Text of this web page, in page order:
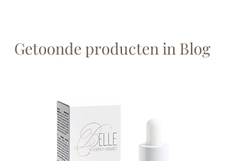
Getoonde producten in Blog